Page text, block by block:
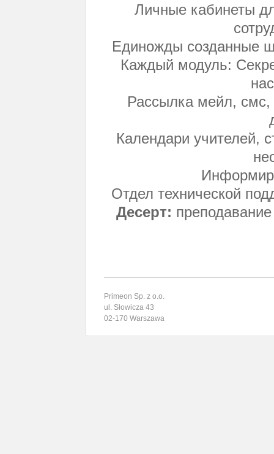
Личные кабинеты
Единожды созданные
Каждый модуль:
Рассылка мейл, смс,
Календари учителей,
Отдел технической
Десерт:
Primeon Sp. z o.o.
ul. Słowicza 43
02-170 Warszawa